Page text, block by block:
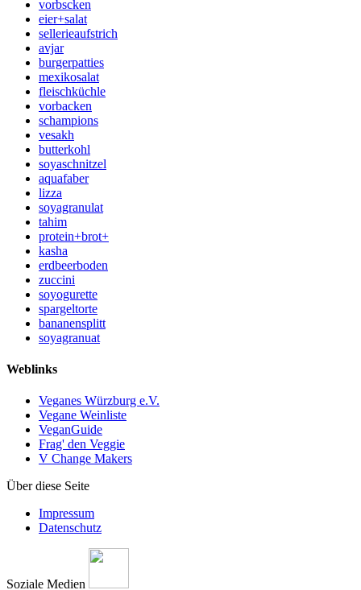
vorbscken
eier+salat
sellerieaufstrich
avjar
burgerpatties
mexikosalat
fleischküchle
vorbacken
schampions
vesakh
butterkohl
soyaschnitzel
aquafaber
lizza
soyagranulat
tahim
protein+brot+
kasha
erdbeerboden
zuccini
soyogurette
spargeltorte
bananensplitt
soyagranuat
Weblinks
Veganes Würzburg e.V.
Vegane Weinliste
VeganGuide
Frag' den Veggie
V Change Makers
Über diese Seite
Impressum
Datenschutz
Soziale Medien